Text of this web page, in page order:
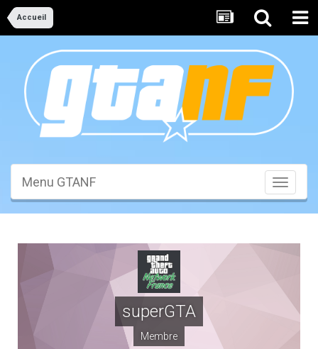
Accueil
Toggle
Menu GTANF
superGTA
Membre